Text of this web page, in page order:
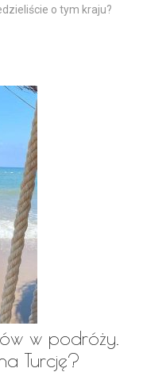
o tym kraju?
w podróży.
Turcję?